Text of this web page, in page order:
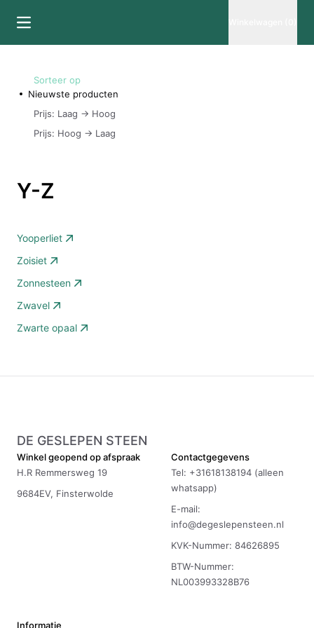
Sorteer op
Nieuwste producten
Prijs: Laag -> Hoog
Prijs: Hoog -> Laag
Y-Z
Yooperliet
Zoisiet
Zonnesteen
Zwavel
Zwarte opaal
DE GESLEPEN STEEN
Winkel geopend op afspraak
H.R Remmersweg 19
9684EV, Finsterwolde
Contactgegevens
Tel: +31618138194 (alleen
whatsapp)
E-mail:
info@degeslepensteen.nl
KVK-Nummer: 84626895
BTW-Nummer:
NL003993328B76
Informatie